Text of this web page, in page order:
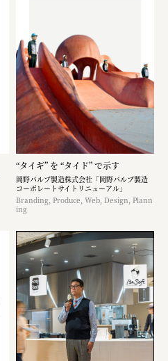
“タイギ” を “タイド” で示す
岡野バルブ製造株式会社「岡野バルブ製造
コーポレートサイトリニューアル」
Branding, Produce, Web, Design, Plann
ing